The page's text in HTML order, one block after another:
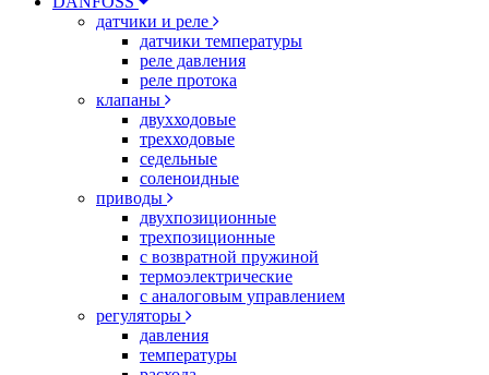
датчики и реле
датчики температуры
реле давления
реле протока
клапаны
двухходовые
трехходовые
седельные
соленоидные
приводы
двухпозиционные
трехпозиционные
с возвратной пружиной
термоэлектрические
с аналоговым управлением
регуляторы
давления
температуры